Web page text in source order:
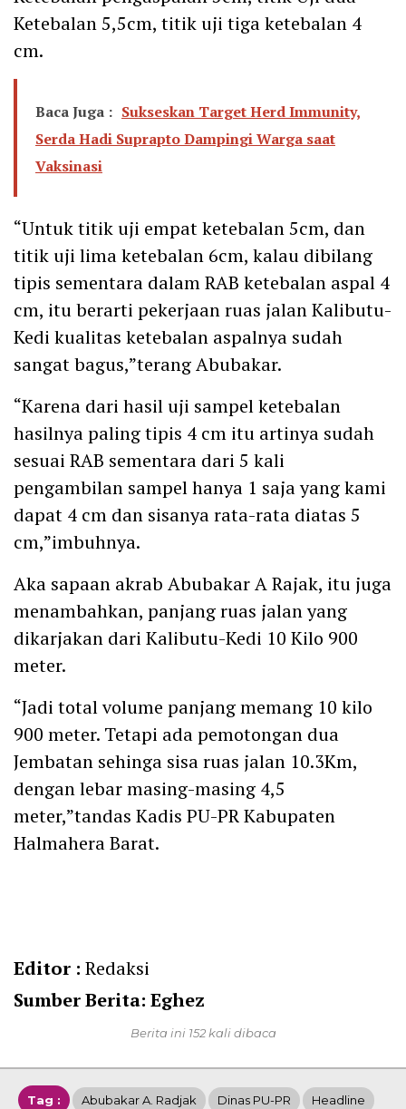
Ketebalan 5,5cm, titik uji tiga ketebalan 4
cm.
Baca Juga : Sukseskan Target Herd Immunity,
Serda Hadi Suprapto Dampingi Warga saat
Vaksinasi
“Untuk titik uji empat ketebalan 5cm, dan
titik uji lima ketebalan 6cm, kalau dibilang
tipis sementara dalam RAB ketebalan aspal 4
cm, itu berarti pekerjaan ruas jalan Kalibutu-
Kedi kualitas ketebalan aspalnya sudah
sangat bagus,”terang Abubakar.
“Karena dari hasil uji sampel ketebalan
hasilnya paling tipis 4 cm itu artinya sudah
sesuai RAB sementara dari 5 kali
pengambilan sampel hanya 1 saja yang kami
dapat 4 cm dan sisanya rata-rata diatas 5
cm,”imbuhnya.
Aka sapaan akrab Abubakar A Rajak, itu juga
menambahkan, panjang ruas jalan yang
dikarjakan dari Kalibutu-Kedi 10 Kilo 900
meter.
“Jadi total volume panjang memang 10 kilo
900 meter. Tetapi ada pemotongan dua
Jembatan sehinga sisa ruas jalan 10.3Km,
dengan lebar masing-masing 4,5
meter,”tandas Kadis PU-PR Kabupaten
Halmahera Barat.
Editor : Redaksi
Sumber Berita: Eghez
Berita ini 152 kali dibaca
Tag : Abubakar A. Radjak Dinas PU-PR Headline